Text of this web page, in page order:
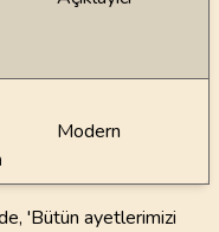
Modern
'Bütün ayetlerimizi